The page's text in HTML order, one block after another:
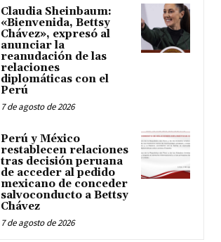
Claudia Sheinbaum:
«Bienvenida, Bettsy
Chávez», expresó al
anunciar la
reanudación de las
relaciones
diplomáticas con el
Perú
7 de agosto de 2026
Perú y México
restablecen relaciones
tras decisión peruana
de acceder al pedido
mexicano de conceder
salvoconducto a Bettsy
Chávez
7 de agosto de 2026